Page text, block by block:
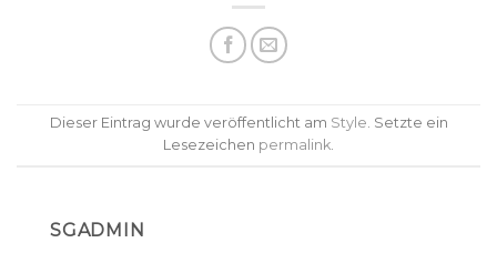
Dieser Eintrag wurde veröffentlicht am Style. Setzte ein
Lesezeichen permalink.
SGADMIN